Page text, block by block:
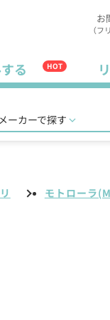
お
（フ
る HOT
ーカーで探す
モトローラ